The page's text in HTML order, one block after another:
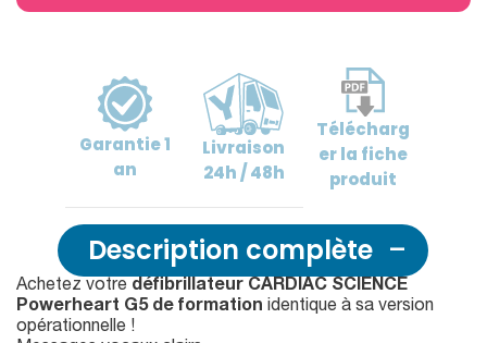
Garantie1
an
Livraison
24h / 48h
Télécharg
erla fiche
produit
Description complète
Achetez votre défibrillateur CARDIAC SCIENCE
Powerheart G5 de formation identique à sa version
opérationnelle !